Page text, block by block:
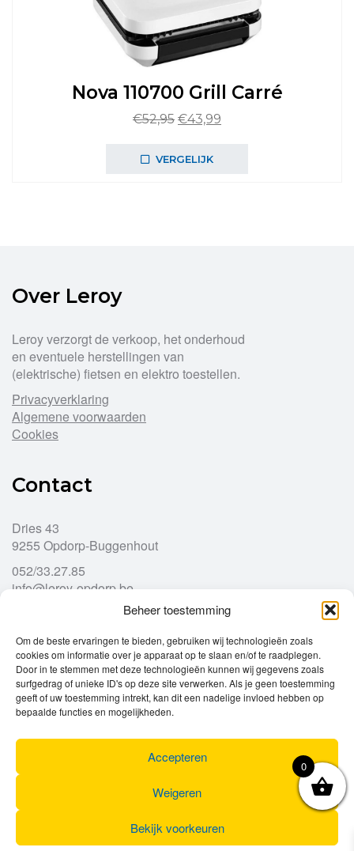
Beheer toestemming
Om de beste ervaringen te bieden, gebruiken wij technologieën zoals
cookies om informatie over je apparaat op te slaan en/of te raadplegen.
Door in te stemmen met deze technologieën kunnen wij gegevens zoals
surfgedrag of unieke ID's op deze site verwerken. Als je geen toestemming
geeft of uw toestemming intrekt, kan dit een nadelige invloed hebben op
bepaalde functies en mogelijkheden.
Accepteren
Weigeren
Bekijk voorkeuren
Nova 110700 Grill Carré
€52,95 Oorspronkelijke
was:
€43,99
VERGELIJK
Over Leroy
Leroy verzorgt de verkoop, het onderhoud
en eventuele herstellingen van
(elektrische) fietsen en elektro toestellen.
Privacyverklaring
Algemene voorwaarden
Cookies
Contact
Dries 43
9255 Opdorp-Buggenhout
052/33.27.85
info@leroy-opdorp.be
Openingsuren
Ma
gesloten
Di
9u – 12u
13u – 18u00
Wo
9u – 12u
13u – 18u00
Do
9u – 12u
13u – 18u00
13u – 18u00
Za
0